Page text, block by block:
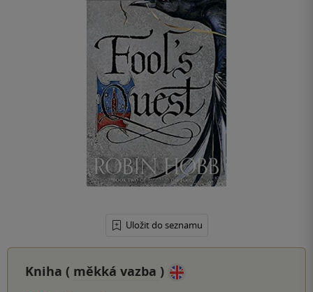
Uložit do seznamu
Kniha ( měkká vazba )